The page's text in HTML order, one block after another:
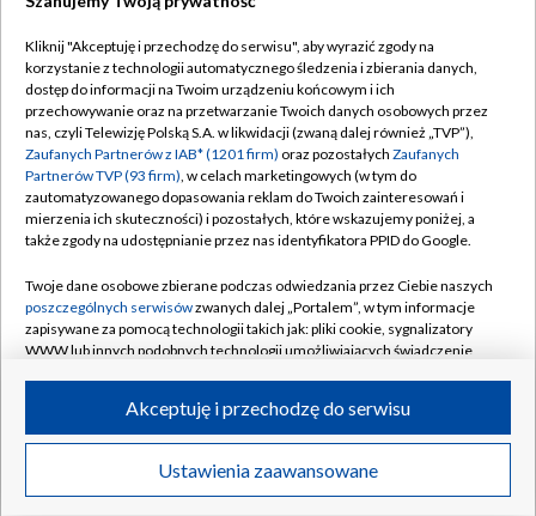
TVP
Abonament TVP
Emisja w TVP
Centrum informacji TVP
Naziemna Telewizja Cyfrowa
Rada Programowa
System NOS
Informacje o nadawcy
Program dla prasy
Ogłoszenie przetargowe
Regulamin TVP
Polityka prywatności
Moje zgody
Pomoc
Kontakt
Kanały
©2026 Telewizja Polska S.A. w likwidacji
Kliknij "Akceptuję i przechodzę do serwisu", aby wyrazić zgody na
korzystanie z technologii automatycznego śledzenia i zbierania danych,
dostęp do informacji na Twoim urządzeniu końcowym i ich
przechowywanie oraz na przetwarzanie Twoich danych osobowych przez
nas, czyli Telewizję Polską S.A. w likwidacji (zwaną dalej również „TVP”),
Zaufanych Partnerów z IAB* (1201 firm) oraz pozostałych Zaufanych
Partnerów TVP (93 firm), w celach marketingowych (w tym do
zautomatyzowanego dopasowania reklam do Twoich zainteresowań i
mierzenia ich skuteczności) i pozostałych, które wskazujemy poniżej, a
także zgody na udostępnianie przez nas identyfikatora PPID do Google.
Twoje dane osobowe zbierane podczas odwiedzania przez Ciebie naszych
poszczególnych serwisówzwanych dalej „Portalem”, w tym informacje
zapisywane za pomocą technologii takich jak: pliki cookie, sygnalizatory
WWW lub innych podobnych technologii umożliwiających świadczenie
ruchu w Internecie.
Twoje dane osobowe zbierane podczas odwiedzania przez Ciebie
poszczególnych serwisówna Portalu, takie jak adresy IP, identyfikatory
Ustawienia zaawansowane
Akceptuję i przechodzę do serwisu